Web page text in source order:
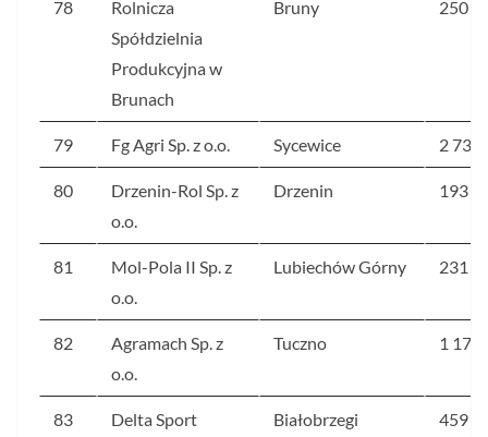
78
Rolnicza
Spółdzielnia
Produkcyjna w
Brunach
Bruny 250
79 Fg Agri Sp. z o.o. Sycewice 2 732
80
Drzenin-Rol Sp. z
o.o.
Drzenin 193
81
Mol-Pola II Sp. z
o.o.
Lubiechów Górny 231
82
Agramach Sp. z
o.o.
Tuczno 1 176
83
Delta Sport
Białobrzegi 459